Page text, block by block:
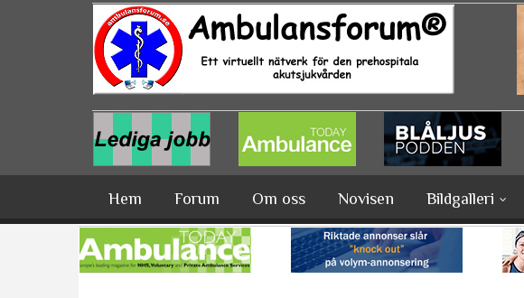
Hoppa till huvudinnehåll
Hem Forum Om oss Novisen Bildgalleri